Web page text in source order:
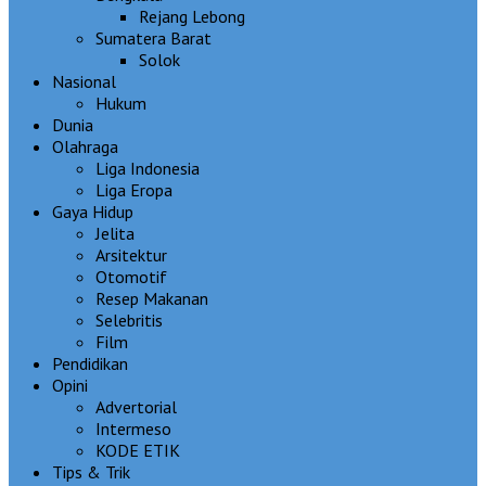
Rejang Lebong
Sumatera Barat
Solok
Nasional
Hukum
Dunia
Olahraga
Liga Indonesia
Liga Eropa
Gaya Hidup
Jelita
Arsitektur
Otomotif
Resep Makanan
Selebritis
Film
Pendidikan
Opini
Advertorial
Intermeso
KODE ETIK
Tips & Trik